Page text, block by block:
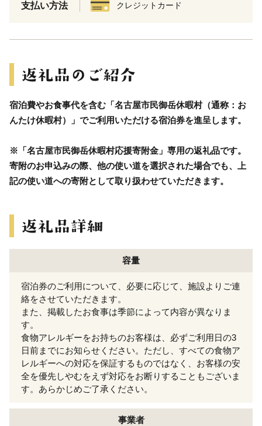
支払い方法 クレジットカード
宿泊費やお食事代を含む「名古屋市民御岳休暇村（通称：お
んたけ休暇村）」でご利用いただける宿泊券を進呈します。
※「名古屋市民御岳休暇村応援寄附金」専用の返礼品です。
寄附のお申込みの際、他の使い道を選択された場合でも、上
記の使い道への寄附として取り扱わせていただきます。
容量
宿泊券のご利用について、必要に応じて、施設よりご連
絡をさせていただきます。
また、掲載したお食事は季節によって内容が異なりま
す。
食物アレルギーをお持ちのお客様は、必ずご利用日の3
日前までにお知らせください。ただし、すべての食物ア
レルギーへの対応を保証するものではなく、お客様の安
全を優先しやむをえず対応をお断りすることもございま
す。あらかじめご了承ください。
事業者